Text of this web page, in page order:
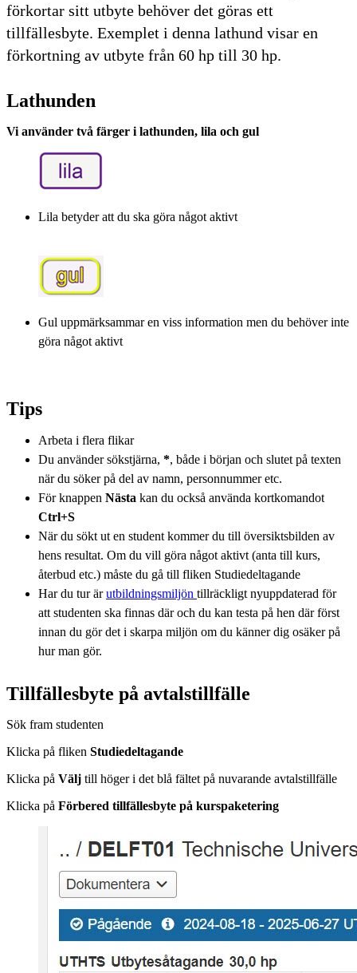
förkortar sitt utbyte behöver det göras ett
tillfällesbyte. Exemplet i denna lathund visar en
förkortning av utbyte från 60 hp till 30 hp.
Lathunden
Vi använder två färger i lathunden, lila och gul
Lila betyder att du ska göra något aktivt
Gul uppmärksammar en viss information men du behöver inte
göra något aktivt
Tips
Arbeta i flera flikar
Du använder sökstjärna, *, både i början och slutet på texten
när du söker på del av namn, personnummer etc.
För knappen Nästa kan du också använda kortkomandot
Ctrl+S
När du sökt ut en student kommer du till översiktsbilden av
hens resultat. Om du vill göra något aktivt (anta till kurs,
återbud etc.) måste du gå till fliken Studiedeltagande
Har du tur ärutbildningsmiljön tillräckligt nyuppdaterad för
att studenten ska finnas där och du kan testa på hen där först
innan du gör det i skarpa miljön om du känner dig osäker på
hur man gör.
Tillfällesbyte på avtalstillfälle
Sök fram studenten
Klicka på fliken Studiedeltagande
Klicka på Välj till höger i det blå fältet på nuvarande avtalstillfälle
Klicka på Förbered tillfällesbyte på kurspaketering